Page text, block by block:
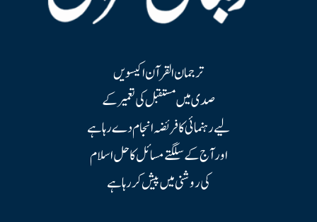
ترجمان القرآن اکیسویں
صدی میں مستقبل کی تعمیر کے
لیے رہنمائی کا فریضہ انجام دے رہا ہے
اور آج کے سلگتے مسائل کا حل اسلام
کی روشنی میں پیش کر رہا ہے